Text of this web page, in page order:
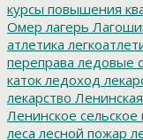
курсы повышения
Омер лагерь
атлетика
переправа ледовые
каток ледоход
лекарство
Ленинское сельское
леса лесной пожар